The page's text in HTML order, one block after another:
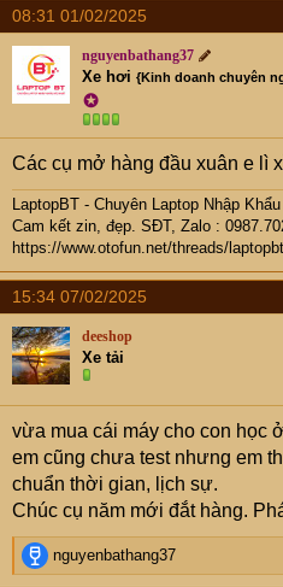
08:31 01/02/2025
nguyenbathang37
Xe hơi {Kinh doanh chuyên
✪
Các cụ mở hàng đầu xuân e lì
LaptopBT - Chuyên Laptop Nhập
Cam kết zin, đẹp. SĐT, Zalo :
https://www.otofun.net/threads/
15:34 07/02/2025
deeshop
Xe tải
vừa mua cái máy cho con học
em cũng chưa test nhưng em
chuẩn thời gian, lịch sự.
Chúc cụ năm mới đắt hàng.
R
e
nguyenbathang37